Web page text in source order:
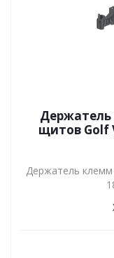
Держатель
щитов Golf
Держатель клемм